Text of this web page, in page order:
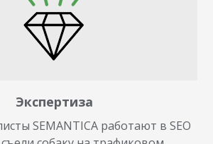
Экспертиза
SEMANTICA работают в SEO